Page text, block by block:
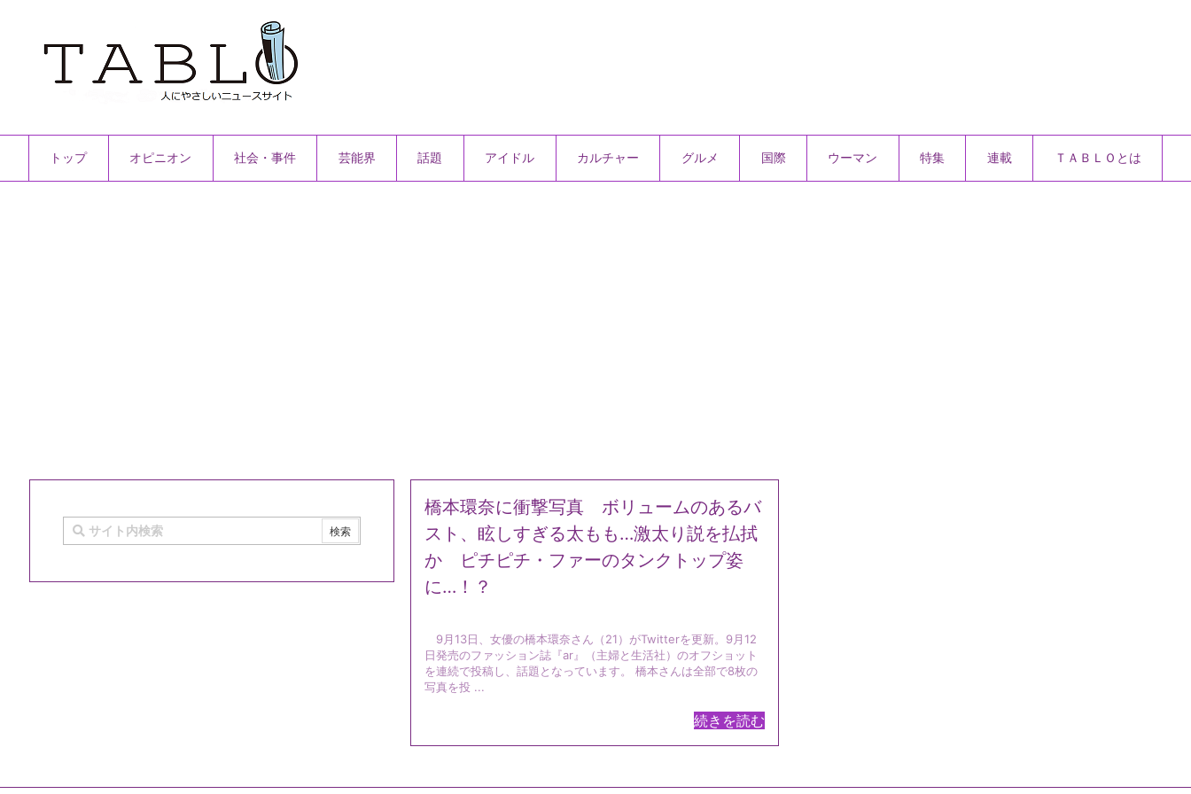
トップ オピニオン 社会・事件 芸能界 話題 アイドル カルチャー グルメ 国際 ウーマン 特集 連載 ＴＡＢＬＯとは
橋本環奈に衝撃写真 ボリュームのあるバ
スト、眩しすぎる太もも…激太り説を払拭
か ピチピチ・ファーのタンクトップ姿
に…！？
9月13日、女優の橋本環奈さん（21）がTwitterを更新。9月12
日発売のファッション誌『ar』（主婦と生活社）のオフショット
を連続で投稿し、話題となっています。 橋本さんは全部で8枚の
写真を投 ...
続きを読む